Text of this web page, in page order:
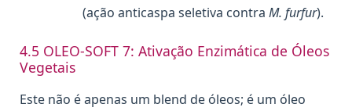
(ação anticaspa seletiva contra M. furfur).
4.5 OLEO-SOFT 7: Ativação Enzimática de Óleos
Vegetais
Este não é apenas um blend de óleos; é um óleo